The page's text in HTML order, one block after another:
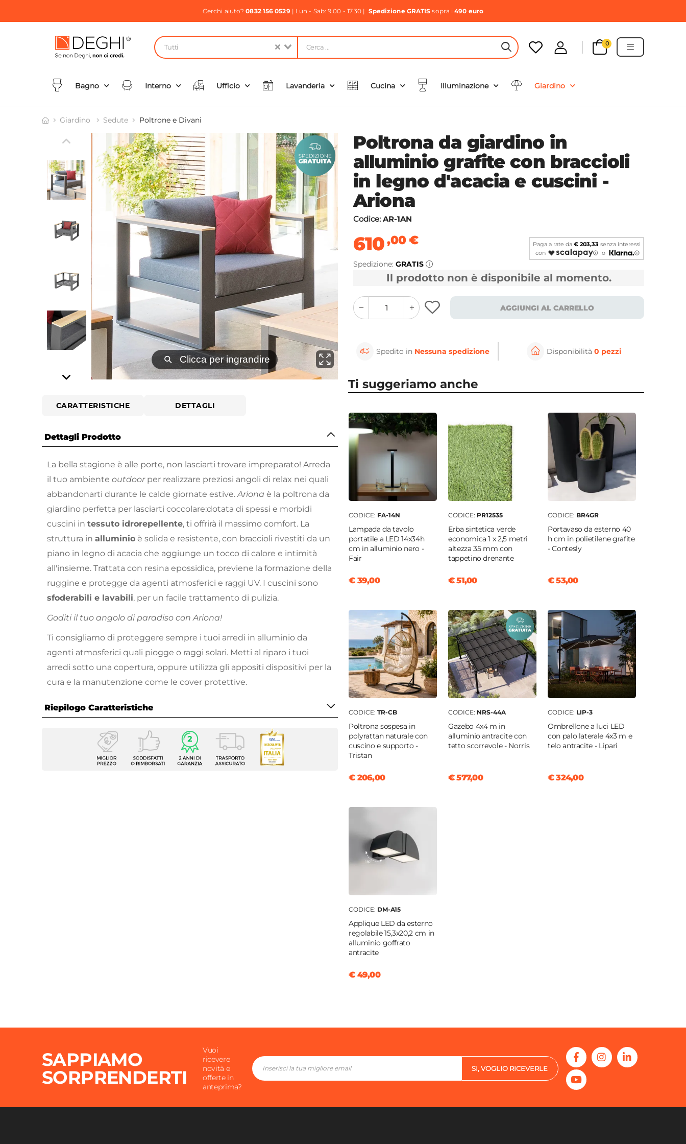
Cerchi aiuto?0832 156 0529| Lun - Sab: 9.00 - 17.30 | Spedizione GRATIS sopra i490 euro
Tutti HEADER SEARCH BUTTON
0
Bagno Interno Ufficio Lavanderia Cucina Illuminazione Giardino
Giardino Sedute Poltrone e Divani
⚲ Clicca per ingrandire Clicca per ingrandire
CARATTERISTICHE DETTAGLI
Dettagli Prodotto
La bella stagione è alle porte, non lasciarti trovare impreparato! Arreda
il tuo ambiente outdoorper realizzare preziosi angoli di relax nei quali
abbandonarti durante le calde giornate estive.Ariona è la poltrona da
giardino perfetta per lasciarti coccolare:dotata di spessi e morbidi
cuscini in tessuto idrorepellente, ti offrirà il massimo comfort. La
struttura in alluminio è solida e resistente, con braccioli rivestiti da un
piano in legno di acacia che aggiunge un tocco di calore e intimità
all'insieme. Trattata con resina epossidica, previene la formazione della
ruggine e protegge da agenti atmosferici e raggi UV. I cuscini sono
sfoderabili e lavabili, per un facile trattamento di pulizia.
Goditi il tuo angolo di paradiso con Ariona!
Ti consigliamo di proteggere sempre i tuoi arredi in alluminio da
agenti atmosferici quali piogge o raggi solari. Metti al riparo i tuoi
arredi sotto una copertura, oppure utilizza gli appositi dispositivi per la
cura e la manutenzione come le cover protettive.
Riepilogo Caratteristiche
Caratteristiche
Poltrona
Ariona
Cuscini sfoderabili|Cuscini
Poltrona da giardino in
alluminio grafite con braccioli
in legno d'acacia e cuscini -
Ariona
Codice: AR-1AN
610,00€
Spedizione: GRATIS
Paga a rate da € 203,33 senza interessi
con
o
Il prodotto non è disponibile al momento.
quantity
button
quantity
minus
button
AGGIUNGI AL CARRELLO
Spedito in Nessuna spedizione Disponibilità 0 pezzi
Ti suggeriamo anche
CODICE: FA-14N
Lampada da tavolo
portatile a LED 14x34h
cm in alluminio nero -
Fair
€ 39,00
CODICE: PR12535
Erba sintetica verde
economica 1 x 2,5 metri
altezza 35 mm con
tappetino drenante
€ 51,00
CODICE: BR4GR
Portavaso da esterno 40
h cm in polietilene grafite
- Contesly
€ 53,00
CODICE: TR-CB
Poltrona sospesa in
polyrattan naturale con
cuscino e supporto -
Tristan
€ 206,00
CODICE: NRS-44A
Gazebo 4x4 m in
alluminio antracite con
tetto scorrevole - Norris
€ 577,00
CODICE: LIP-3
Ombrellone a luci LED
con palo laterale 4x3 m e
telo antracite - Lipari
€ 324,00
CODICE: DM-A15
Applique LED da esterno
regolabile 15,3x20,2 cm in
alluminio goffrato
antracite
€ 49,00
SAPPIAMO
SORPRENDERTI
Vuoi
ricevere
novità e
offerte in
anteprima?
SI, VOGLIO RICEVERLE